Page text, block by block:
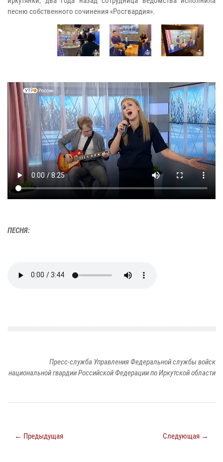
песню собственного сочинения «Росгвардия».
ПЕСНЯ:
Пресс-служба Управления Федеральной службы войск
национальной гвардии Российской Федерации по Иркутской области
← Предыдущая Следующая →